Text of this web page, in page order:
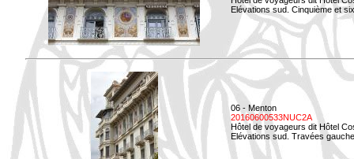
Elévations sud. Cinquième et
06 - Menton
20160600533NUC2A
Hôtel de voyageurs dit Hôtel
Elévations sud. Travées